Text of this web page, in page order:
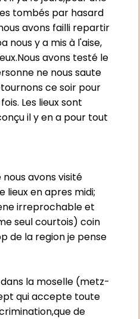
tombés par hasard
avons failli repartir
nous y a mis à l'aise,
avons testé le
ne nous saute
ce soir pour
Les lieux sont
il y en a pour tout
avons visité
en apres midi;
irreprochable et
seul courtois) coin
de la region je pense
la moselle (metz-
qui accepte toute
de